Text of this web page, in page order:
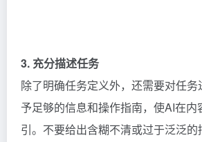
​3. 充分描述任务
除了明确任务定义外，还需要对任
予足够的信息和操作指南，使AI在内
引。不要给出含糊不清或过于泛泛